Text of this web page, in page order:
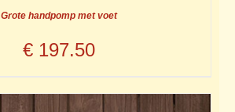
Grote handpomp met voet
€ 197.50